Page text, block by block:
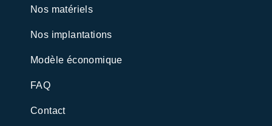
Nos matériels
Nos implantations
Modèle économique
FAQ
Contact